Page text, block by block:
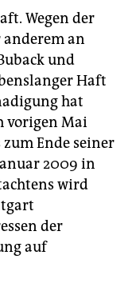
Wegen der
anderem an
und
Haft
hat
vorigen Mai
Ende seiner
2009 in
wird
der
auf